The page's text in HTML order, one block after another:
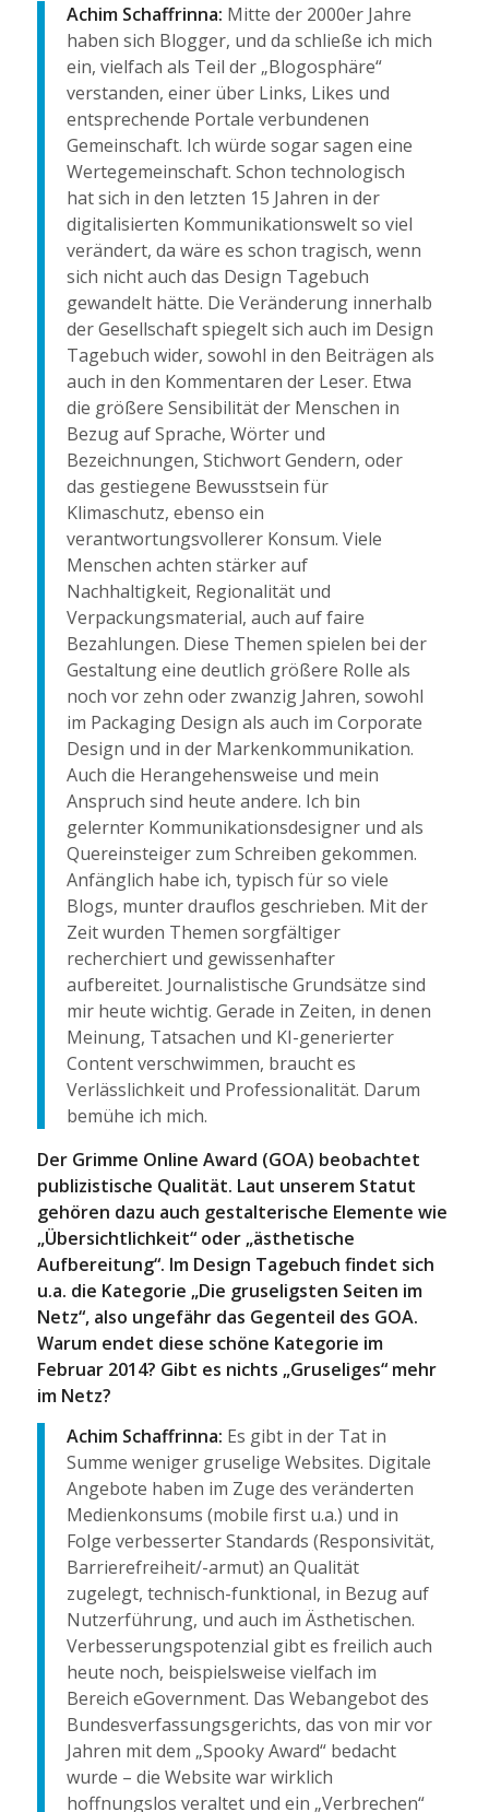
Achim Schaffrinna: Mitte der 2000er Jahre
haben sich Blogger, und da schließe ich mich
ein, vielfach als Teil der „Blogosphäre“
verstanden, einer über Links, Likes und
entsprechende Portale verbundenen
Gemeinschaft. Ich würde sogar sagen eine
Wertegemeinschaft. Schon technologisch
hat sich in den letzten 15 Jahren in der
digitalisierten Kommunikationswelt so viel
verändert, da wäre es schon tragisch, wenn
sich nicht auch das Design Tagebuch
gewandelt hätte. Die Veränderung innerhalb
der Gesellschaft spiegelt sich auch im Design
Tagebuch wider, sowohl in den Beiträgen als
auch in den Kommentaren der Leser. Etwa
die größere Sensibilität der Menschen in
Bezug auf Sprache, Wörter und
Bezeichnungen, Stichwort Gendern, oder
das gestiegene Bewusstsein für
Klimaschutz, ebenso ein
verantwortungsvollerer Konsum. Viele
Menschen achten stärker auf
Nachhaltigkeit, Regionalität und
Verpackungsmaterial, auch auf faire
Bezahlungen. Diese Themen spielen bei der
Gestaltung eine deutlich größere Rolle als
noch vor zehn oder zwanzig Jahren, sowohl
im Packaging Design als auch im Corporate
Design und in der Markenkommunikation.
Auch die Herangehensweise und mein
Anspruch sind heute andere. Ich bin
gelernter Kommunikationsdesigner und als
Quereinsteiger zum Schreiben gekommen.
Anfänglich habe ich, typisch für so viele
Blogs, munter drauflos geschrieben. Mit der
Zeit wurden Themen sorgfältiger
recherchiert und gewissenhafter
aufbereitet. Journalistische Grundsätze sind
mir heute wichtig. Gerade in Zeiten, in denen
Meinung, Tatsachen und KI-generierter
Content verschwimmen, braucht es
Verlässlichkeit und Professionalität. Darum
bemühe ich mich.
Der Grimme Online Award (GOA) beobachtet
publizistische Qualität. Laut unserem Statut
gehören dazu auch gestalterische Elemente wie
„Übersichtlichkeit“ oder „ästhetische
Aufbereitung“. Im Design Tagebuch findet sich
u.a. die Kategorie „Die gruseligsten Seiten im
Netz“, also ungefähr das Gegenteil des GOA.
Warum endet diese schöne Kategorie im
Februar 2014? Gibt es nichts „Gruseliges“ mehr
im Netz?
Achim Schaffrinna: Es gibt in der Tat in
Summe weniger gruselige Websites. Digitale
Angebote haben im Zuge des veränderten
Medienkonsums (mobile first u.a.) und in
Folge verbesserter Standards (Responsivität,
Barrierefreiheit/-armut) an Qualität
zugelegt, technisch-funktional, in Bezug auf
Nutzerführung, und auch im Ästhetischen.
Verbesserungspotenzial gibt es freilich auch
heute noch, beispielsweise vielfach im
Bereich eGovernment. Das Webangebot des
Bundesverfassungsgerichts, das von mir vor
Jahren mit dem „Spooky Award“ bedacht
wurde – die Website war wirklich
hoffnungslos veraltet und ein „Verbrechen“